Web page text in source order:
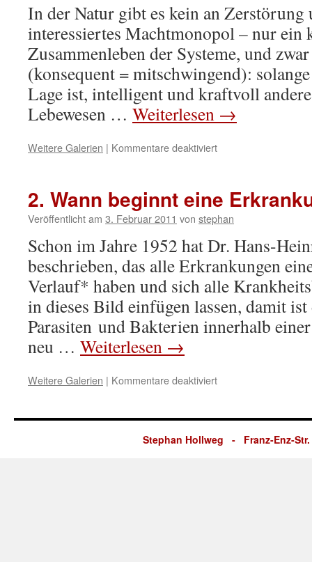
schulmedizinischen
Krankheitsbegriff
In der Natur gibt es kein an
interessiertes Machtmonopol – nur ein
Zusammenleben der Systeme, und
(konsequent = mitschwingend):
Lage ist, intelligent und kraftvoll
Lebewesen … Weiterlesen →
Weitere Galerien | Kommentare deaktiviertfür
der
Erkrankung
2. Wann beginnt eine
Veröffentlicht am 3. Februar 2011 von stephan
Schon im Jahre 1952 hat Dr. Hans-
beschrieben, das alle Erkrankungen
Verlauf* haben und sich alle
in dieses Bild einfügen lassen, damit
Parasiten und Bakterien innerhalb
neu … Weiterlesen →
Weitere Galerien | Kommentare deaktiviertfür
beginnt
eine
Erkrankung?
Stephan Hollweg - Franz-Enz-